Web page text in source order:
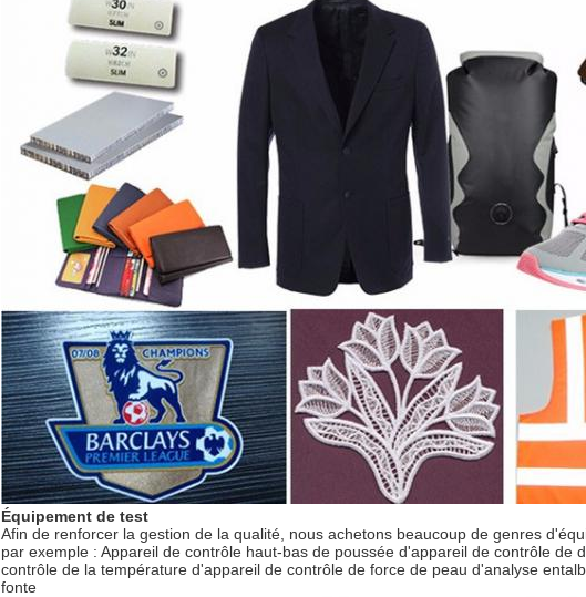
Équipement de test
Afin de renforcer la gestion de la qualité, nous achetons beaucoup de genres
par exemple : Appareil de contrôle haut-bas de poussée d'appareil de contrôle de
contrôle de la température d'appareil de contrôle de force de peau d'analyse
fonte